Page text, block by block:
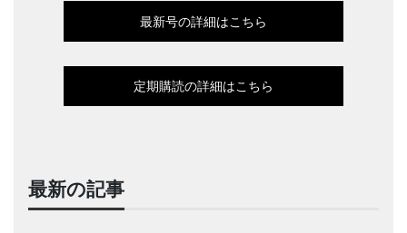
最新号の詳細はこちら
定期購読の詳細はこちら
最新の記事